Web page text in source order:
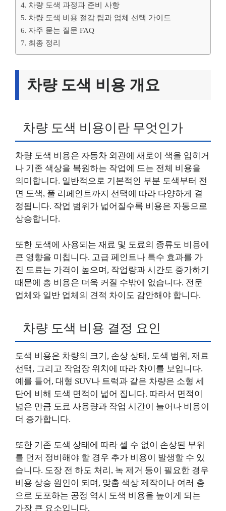
차량 도색 과정과 준비 사항
차량 도색 비용 절감 팁과 업체 선택 가이드
자주 묻는 질문 FAQ
최종 정리
차량 도색 비용 개요
차량 도색 비용이란 무엇인가
차량 도색 비용은 자동차 외관에 새로이 색을 입히거
나 기존 색상을 복원하는 작업에 드는 전체 비용을
의미합니다. 일반적으로 기본적인 부분 도색부터 전
면 도색, 풀 리페인트까지 선택에 따라 다양하게 결
정됩니다. 작업 범위가 넓어질수록 비용은 자동으로
상승합니다.
또한 도색에 사용되는 재료 및 도료의 종류도 비용에
큰 영향을 미칩니다. 고급 페인트나 특수 효과를 가
진 도료는 가격이 높으며, 작업량과 시간도 증가하기
때문에 총 비용은 더욱 커질 수밖에 없습니다. 전문
업체와 일반 업체의 견적 차이도 감안해야 합니다.
차량 도색 비용 결정 요인
도색 비용은 차량의 크기, 손상 상태, 도색 범위, 재료
선택, 그리고 작업장 위치에 따라 차이를 보입니다.
예를 들어, 대형 SUV나 트럭과 같은 차량은 소형 세
단에 비해 도색 면적이 넓어 집니다. 따라서 면적이
넓은 만큼 도료 사용량과 작업 시간이 늘어나 비용이
더 증가합니다.
또한 기존 도색 상태에 따라 셀 수 없이 손상된 부위
를 먼저 정비해야 할 경우 추가 비용이 발생할 수 있
습니다. 도장 전 하도 처리, 녹 제거 등이 필요한 경우
비용 상승 원인이 되며, 맞춤 색상 제작이나 여러 층
으로 도포하는 공정 역시 도색 비용을 높이게 되는
가장 큰 요소입니다.